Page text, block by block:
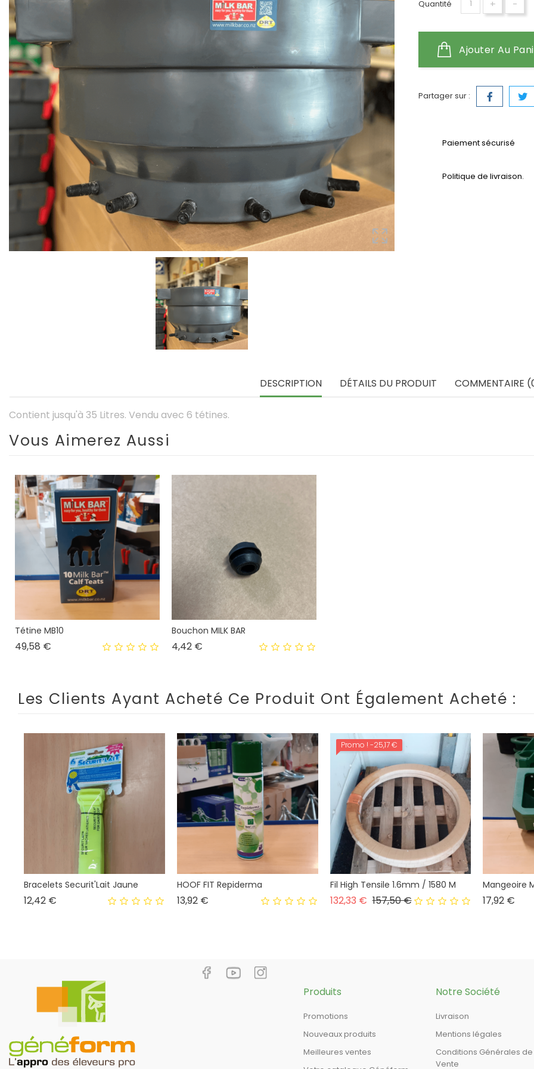
Quantité + -
Ajouter Au
Partager sur :
Paiement sécurisé
Politique de livraison.
DESCRIPTION DÉTAILS DU PRODUIT COMMENTAIRE
Contient jusqu'à 35 Litres. Vendu avec 6 tétines.
Vous Aimerez Aussi
Tétine MB10
49,58 €
Bouchon MILK BAR
4,42 €Prix
Les Clients Ayant Acheté Ce Produit Ont Également Acheté :
Bracelets Securit'Lait Jaune
12,42 €
HOOF FIT Repiderma
13,92 €Prix
Promo ! -25,17 €
Fil High Tensile 1.6mm / 1580 M
132,33 € Prix normal
157,50 €Prix
Mangeoire
17,92 €
Produits
Promotions
Nouveaux produits
Meilleures ventes
Notre Société
Livraison
Mentions légales
Conditions Générales de
Vente